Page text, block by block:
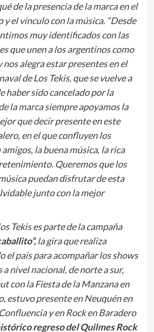
de la presencia de la marca en el
el vínculo con la música. “Desde
muy identificados con las
que unen a los argentinos como
nos alegra estar presentes en el
de Los Tekis, que se vuelve a
haber sido cancelado por la
la marca siempre apoyamos la
que decir presente en este
en el que confluyen los
la buena música, la rica
Queremos que los
puedan disfrutar de esta
junto con la mejor
Tekis es parte de la campaña
la gira que realiza
el país para acompañar los shows
a nivel nacional, de norte a sur,
con la Fiesta de la Manzana en
estuvo presente en Neuquén en
y en Rock en Baradero
regreso del Quilmes Rock